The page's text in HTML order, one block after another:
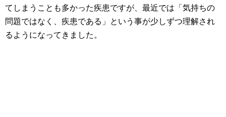
てしまうことも多かった疾患ですが、最近では「気持ちの
問題ではなく、疾患である」という事が少しずつ理解され
るようになってきました。